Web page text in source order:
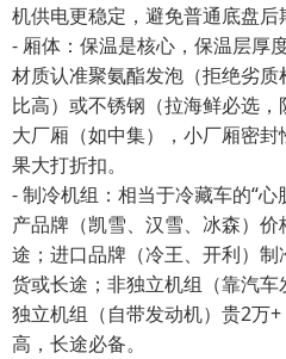
机供电更稳定，避免普通底盘后
- 厢体：保温是核心，保温层厚
材质认准聚氨酯发泡（拒绝劣
比高）或不锈钢（拉海鲜必选
大厂厢（如中集），小厂厢密
果大打折扣。
- 制冷机组：相当于冷藏车的“
产品牌（凯雪、汉雪、冰森）
途；进口品牌（冷王、开利）
货或长途；非独立机组（靠汽车
独立机组（自带发动机）贵2万
高，长途必备。